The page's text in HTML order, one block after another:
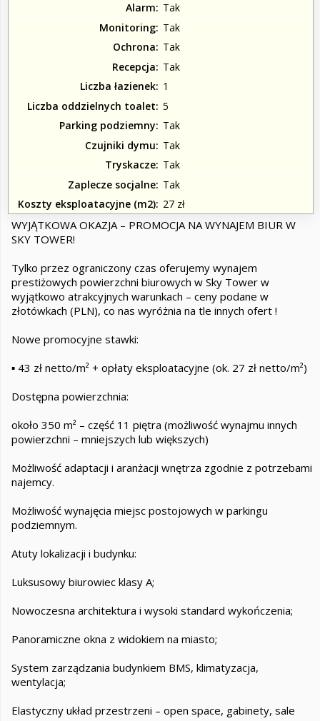
Alarm
Tak
Monitoring Tak
Ochrona
Tak
Recepcja
Tak
Liczba łazienek 1
Liczba oddzielnych toalet 5
Parking podziemny
Tak
Czujniki dymu
Tak
Tryskacze Tak
Zaplecze socjalne Tak
Koszty eksploatacyjne (m2) 27 zł
WYJĄTKOWA OKAZJA – PROMOCJA NA WYNAJEM BIUR W
SKY TOWER!
Tylko przez ograniczony czas oferujemy wynajem
prestiżowych powierzchni biurowych w Sky Tower w
wyjątkowo atrakcyjnych warunkach – ceny podane w
złotówkach (PLN), co nas wyróżnia na tle innych ofert !
Nowe promocyjne stawki:
▪️ 43 zł netto/m² + opłaty eksploatacyjne (ok. 27 zł netto/m²)
Dostępna powierzchnia:
około 350 m² – część 11 piętra (możliwość wynajmu innych
powierzchni – mniejszych lub większych)
Możliwość adaptacji i aranżacji wnętrza zgodnie z potrzebami
najemcy.
Możliwość wynajęcia miejsc postojowych w parkingu
podziemnym.
Atuty lokalizacji i budynku:
Luksusowy biurowiec klasy A;
Nowoczesna architektura i wysoki standard wykończenia;
Panoramiczne okna z widokiem na miasto;
System zarządzania budynkiem BMS, klimatyzacja,
wentylacja;
Elastyczny układ przestrzeni – open space, gabinety, sale